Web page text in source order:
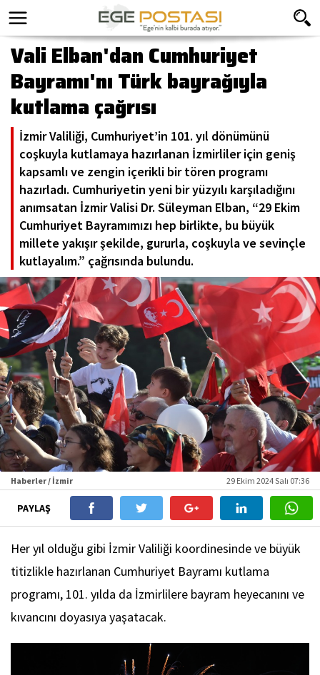
Vali Elban'dan Cumhuriyet
Bayramı'nı Türk bayrağıyla
kutlama çağrısı
İzmir Valiliği, Cumhuriyet’in 101. yıl dönümünü
coşkuyla kutlamaya hazırlanan İzmirliler için geniş
kapsamlı ve zengin içerikli bir tören programı
hazırladı. Cumhuriyetin yeni bir yüzyılı karşıladığını
anımsatan İzmir Valisi Dr. Süleyman Elban, “29 Ekim
Cumhuriyet Bayramımızı hep birlikte, bu büyük
millete yakışır şekilde, gururla, coşkuyla ve sevinçle
kutlayalım.” çağrısında bulundu.
Haberler / İzmir 29 Ekim 2024 Salı 07:36
PAYLAŞ
Her yıl olduğu gibi İzmir Valiliği koordinesinde ve büyük
titizlikle hazırlanan Cumhuriyet Bayramı kutlama
programı, 101. yılda da İzmirlilere bayram heyecanını ve
kıvancını doyasıya yaşatacak.